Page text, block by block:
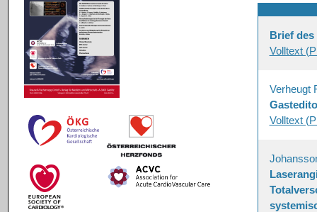
Brief des
Volltext
Verheugt
Volltext